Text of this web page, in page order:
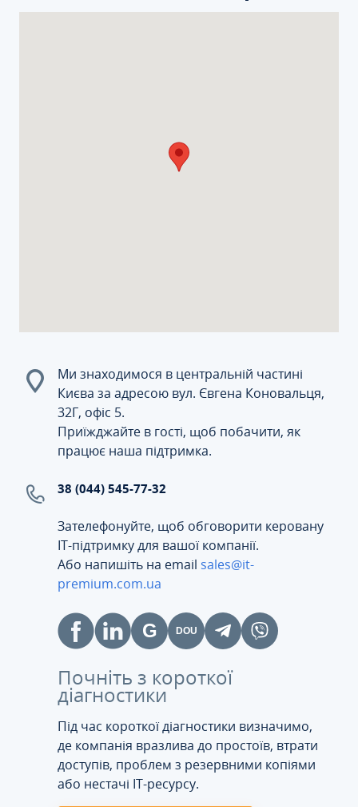
Ми знаходимося в центральній частині
Києва за адресою вул. Євгена Коновальця,
32Г, офіс 5.
Приїжджайте в гості, щоб побачити, як
працює наша підтримка.
38 (044) 545-77-32
Зателефонуйте, щоб обговорити керовану
ІТ-підтримку для вашої компанії.
Або напишіть на email sales@it-
premium.com.ua
Почніть з короткої
діагностики
Під час короткої діагностики визначимо,
де компанія вразлива до простоїв, втрати
доступів, проблем з резервними копіями
або нестачі IT-ресурсу.